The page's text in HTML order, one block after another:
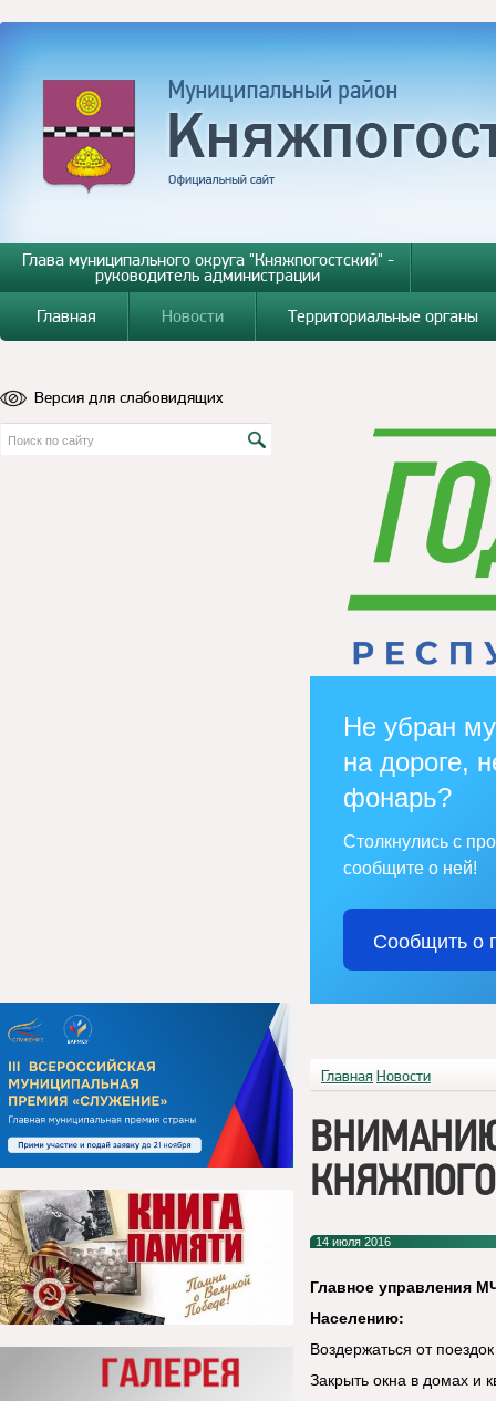
Глава муниципального округа "Княжпогостский" -
руководитель администрации
Главная
Новости Территориальные органы
Версия для слабовидящих
Не убран
на дороге,
фонарь?
Столкнулись с
сообщите о ней!
Сообщить о
Главная Новости
14 июля 2016
Главное управления
Населению:
Воздержаться от
Закрыть окна в домах и